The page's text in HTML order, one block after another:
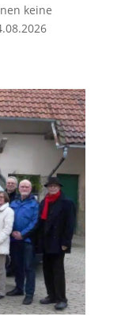
keine